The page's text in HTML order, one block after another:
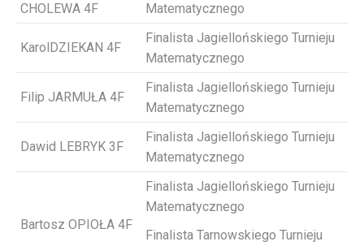
CHOLEWA 4F
Matematycznego
KarolDZIEKAN 4F
Finalista Jagiellońskiego Turnieju
Matematycznego
Filip JARMUŁA 4F
Finalista Jagiellońskiego Turnieju
Matematycznego
Dawid LEBRYK 3F
Finalista Jagiellońskiego Turnieju
Matematycznego
Bartosz OPIOŁA 4F
Finalista Jagiellońskiego Turnieju
Matematycznego
Finalista Tarnowskiego Turnieju